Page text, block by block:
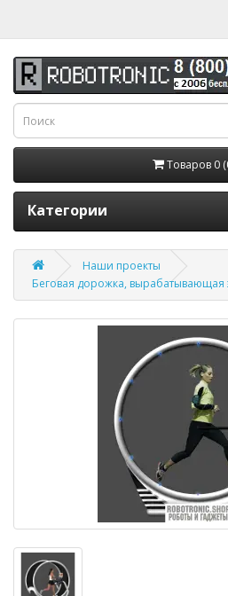
Товаров 0
Категории
Наши проекты
Беговая дорожка, вырабатывающая